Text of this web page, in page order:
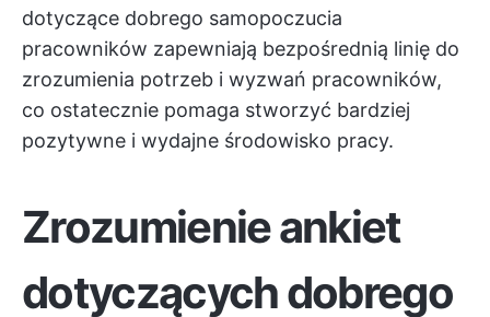
dotyczące dobrego samopoczucia
pracowników zapewniają bezpośrednią linię do
zrozumienia potrzeb i wyzwań pracowników,
co ostatecznie pomaga stworzyć bardziej
pozytywne i wydajne środowisko pracy.
Zrozumienie ankiet
dotyczących dobrego